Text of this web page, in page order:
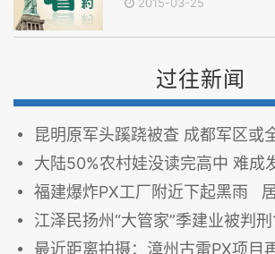
过往新闻
昆明原军头蹊跷被查 成都军区或
大陆50%农村娃没读完高中 难成
福建爆炸PX工厂附近下起黑雨
江泽民扬州“大管家”季建业被判
最近距离拍摄：漳州古雷PX项目再次爆炸